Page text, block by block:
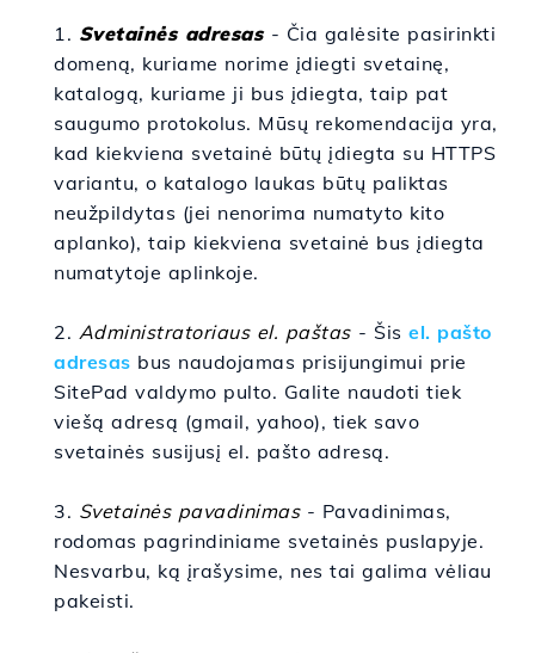
1. Svetainės adresas - Čia galėsite pasirinkti
domeną, kuriame norime įdiegti svetainę,
katalogą, kuriame ji bus įdiegta, taip pat
saugumo protokolus. Mūsų rekomendacija yra,
kad kiekviena svetainė būtų įdiegta su HTTPS
variantu, o katalogo laukas būtų paliktas
neužpildytas (jei nenorima numatyto kito
aplanko), taip kiekviena svetainė bus įdiegta
numatytoje aplinkoje.
2. Administratoriaus el. paštas - Šis el. pašto
adresas bus naudojamas prisijungimui prie
SitePad valdymo pulto. Galite naudoti tiek
viešą adresą (gmail, yahoo), tiek savo
svetainės susijusį el. pašto adresą.
3. Svetainės pavadinimas- Pavadinimas,
rodomas pagrindiniame svetainės puslapyje.
Nesvarbu, ką įrašysime, nes tai galima vėliau
pakeisti.